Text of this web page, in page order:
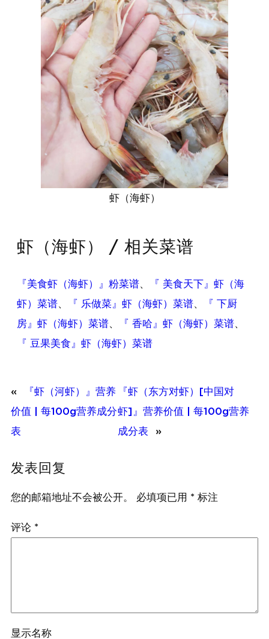
虾（海虾）
虾（海虾） / 相关菜谱
『美食虾（海虾）』粉菜谱、
『 美食天下』虾（海
虾）菜谱、 『 乐做菜』虾（海虾）菜谱、
『 下厨
房』虾（海虾）菜谱、 『 香哈』虾（海虾）菜谱、
『 豆果美食』虾（海虾）菜谱
«
『虾（河虾）』营养
价值 | 每100g营养成分
表
『虾（东方对虾）[中国对
虾]』营养价值 | 每100g营养
成分表
»
发表回复
您的邮箱地址不会被公开。 必填项已用 * 标注
评论 *
显示名称